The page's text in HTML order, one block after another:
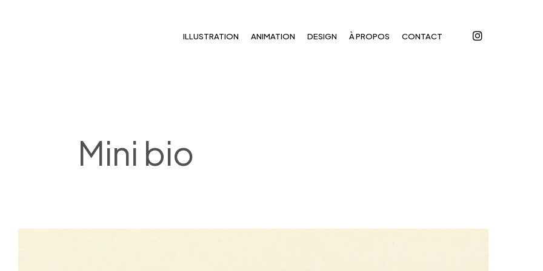
ILLUSTRATION ANIMATION DESIGN À PROPOS CONTACT instagram
Mini bio